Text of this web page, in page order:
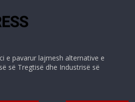
e pavarur lajmesh alternative e
së Tregtisë dhe Industrisë së